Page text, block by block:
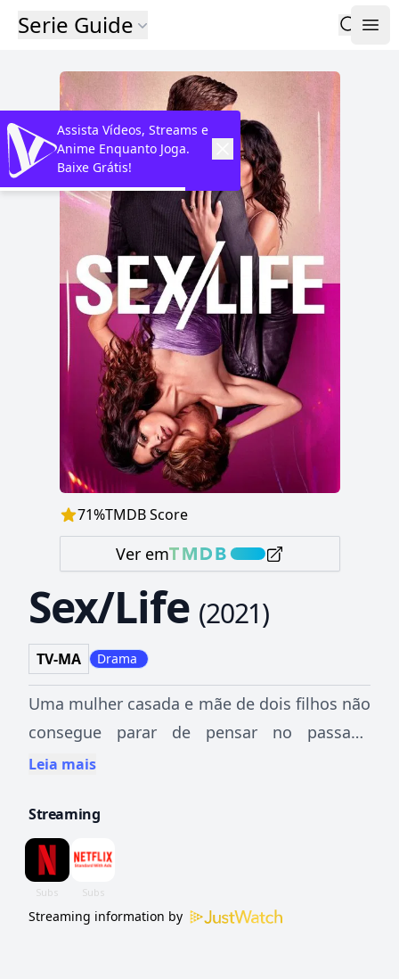
Serie Guide
71%TMDB Score
Ver em
Sex/Life (2021)
TV-MA Drama
Uma mulher casada e mãe de dois filhos não
consegue parar de pensar no passado
tórrido com o ex.
Leia mais
Streaming
Streaming information by
Assista Vídeos, Streams e
Anime Enquanto Joga.
Baixe Grátis!